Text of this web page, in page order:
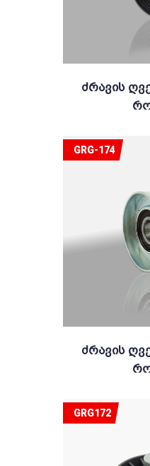
Ძრავის
Ძრავის
GRG-174
GRG172